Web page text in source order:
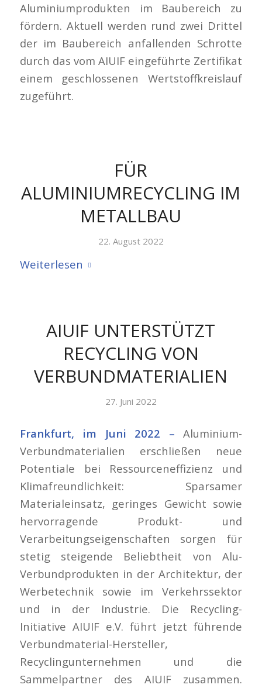
Aluminiumprodukten im Baubereich zu
fördern. Aktuell werden rund zwei Drittel
der im Baubereich anfallenden Schrotte
durch das vom AIUIF eingeführte Zertifikat
einem geschlossenen Wertstoffkreislauf
zugeführt.
FÜR
ALUMINIUMRECYCLING IM
METALLBAU
22. August 2022
Weiterlesen
AIUIF UNTERSTÜTZT
RECYCLING VON
VERBUNDMATERIALIEN
27. Juni 2022
Frankfurt, im Juni 2022 –Aluminium-
Verbundmaterialien erschließen neue
Potentiale bei Ressourceneffizienz und
Klimafreundlichkeit: Sparsamer
Materialeinsatz, geringes Gewicht sowie
hervorragende Produkt- und
Verarbeitungseigenschaften sorgen für
stetig steigende Beliebtheit von Alu-
Verbundprodukten in der Architektur, der
Werbetechnik sowie im Verkehrssektor
und in der Industrie. Die Recycling-
Initiative AIUIF e.V. führt jetzt führende
Verbundmaterial-Hersteller,
Recyclingunternehmen und die
Sammelpartner des AIUIF zusammen.